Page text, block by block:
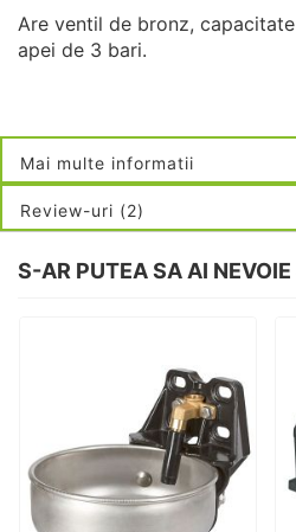
Are ventil de bronz,
apei de 3 bari.
Mai multe informatii
Review-uri 2
S-AR PUTEA SA AI NEVOIE